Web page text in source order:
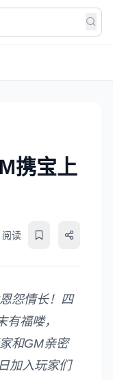
携宝上
阅读
怨情长！四
有福喽，
和GM亲密
加入玩家们